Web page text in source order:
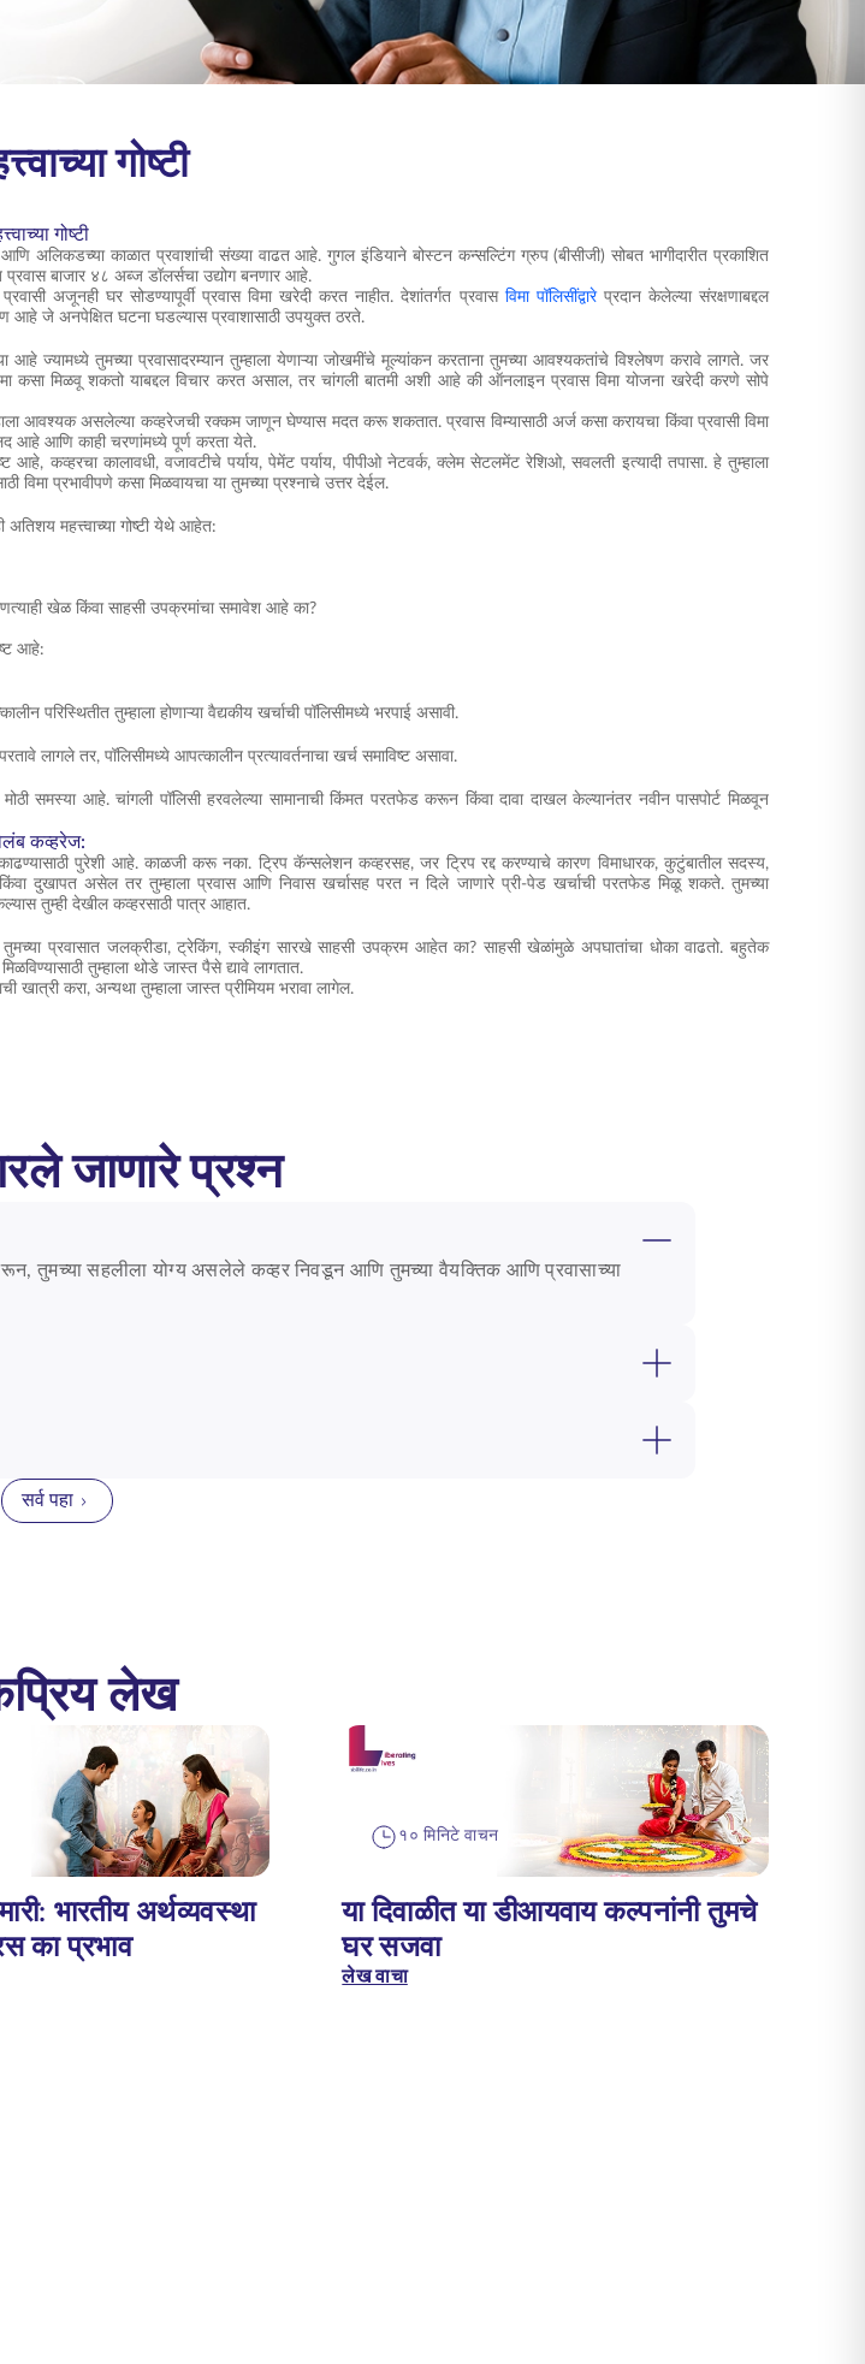
गोष्टी
गोष्टी
अलिकडच्या काळात प्रवाशांची संख्या वाढत आहे. गुगल इंडियाने बोस्टन कन्सल्टिंग ग्रुप (बीसीजी) सोबत भागीदारीत प्रकाशित
प्रवास बाजार ४८ अब्ज डॉलर्सचा उद्योग बनणार आहे.
अजूनही घर सोडण्यापूर्वी प्रवास विमा खरेदी करत नाहीत. देशांतर्गत प्रवास विमा पॉलिसींद्वारेप्रदान केलेल्या संरक्षणाबद्दल
जे अनपेक्षित घटना घडल्यास प्रवाशासाठी उपयुक्त ठरते.
आहे ज्यामध्ये तुमच्या प्रवासादरम्यान तुम्हाला येणाऱ्या जोखमींचे मूल्यांकन करताना तुमच्या आवश्यकतांचे विश्लेषण करावे लागते. जर
कसा मिळवू शकतो याबद्दल विचार करत असाल, तर चांगली बातमी अशी आहे की ऑनलाइन प्रवास विमा योजना खरेदी करणे सोपे
असलेल्या कव्हरेजची रक्कम जाणून घेण्यास मदत करू शकतात. प्रवास विम्यासाठी अर्ज कसा करायचा किंवा प्रवासी विमा
आहे आणि काही चरणांमध्ये पूर्ण करता येते.
आहे, कव्हरचा कालावधी, वजावटीचे पर्याय, पेमेंट पर्याय, पीपीओ नेटवर्क, क्लेम सेटलमेंट रेशिओ, सवलती इत्यादी तपासा. हे तुम्हाला
विमा प्रभावीपणे कसा मिळवायचा या तुमच्या प्रश्नाचे उत्तर देईल.
अतिशय महत्त्वाच्या गोष्टी येथे आहेत:
खेळ किंवा साहसी उपक्रमांचा समावेश आहे का?
आहे:
परिस्थितीत तुम्हाला होणाऱ्या वैद्यकीय खर्चाची पॉलिसीमध्ये भरपाई असावी.
लागले तर, पॉलिसीमध्ये आपत्कालीन प्रत्यावर्तनाचा खर्च समाविष्ट असावा.
मोठी समस्या आहे. चांगली पॉलिसी हरवलेल्या सामानाची किंमत परतफेड करून किंवा दावा दाखल केल्यानंतर नवीन पासपोर्ट मिळवून
कव्हरेज:
पुरेशी आहे. काळजी करू नका. ट्रिप कॅन्सलेशन कव्हरसह, जर ट्रिप रद्द करण्याचे कारण विमाधारक, कुटुंबातील सदस्य,
किंवा दुखापत असेल तर तुम्हाला प्रवास आणि निवास खर्चासह परत न दिले जाणारे प्री-पेड खर्चाची परतफेड मिळू शकते. तुमच्या
तुम्ही देखील कव्हरसाठी पात्र आहात.
प्रवासात जलक्रीडा, ट्रेकिंग, स्कीइंग सारखे साहसी उपक्रम आहेत का? साहसी खेळांमुळे अपघातांचा धोका वाढतो. बहुतेक
तुम्हाला थोडे जास्त पैसे द्यावे लागतात.
खात्री करा, अन्यथा तुम्हाला जास्त प्रीमियम भरावा लागेल.
जाणारे प्रश्न
तुमच्या सहलीला योग्य असलेले कव्हर निवडून आणि तुमच्या वैयक्तिक आणि प्रवासाच्या
सर्व पहा
लेख
भारतीय अर्थव्यवस्था
का प्रभाव
१० मिनिटे वाचन
या दिवाळीत या डीआयवाय कल्पनांनी तुमचे
घर सजवा
लेख वाचा